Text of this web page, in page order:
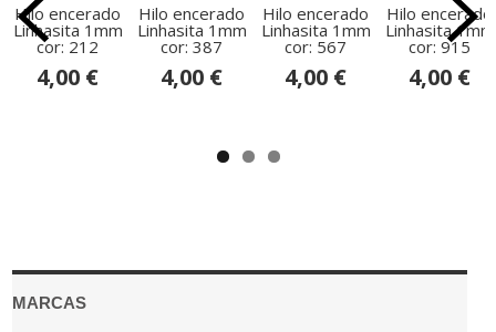
MARCAS
Hilo encerado
Linhasita 1mm
cor: 212
4,00 €
Hilo encerado
Linhasita 1mm
cor: 387
4,00 €
Hilo encerado
Linhasita 1mm
cor: 567
4,00 €
Hilo encerado
Linhasita 1mm
cor: 915
4,00 €